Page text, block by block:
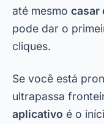
até mesmo casar
pode dar o
cliques.
Se você está
ultrapassa
aplicativo é o